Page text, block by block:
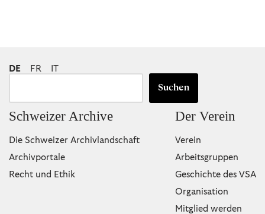
DE FR IT
Suchen
Schweizer Archive
Die Schweizer Archivlandschaft
Archivportale
Recht und Ethik
Der Verein
Verein
Arbeitsgruppen
Geschichte des VSA
Organisation
Mitglied werden